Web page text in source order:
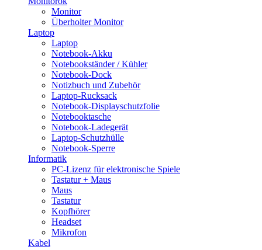
Monitor
Überholter Monitor
Laptop
Laptop
Notebook-Akku
Notebookständer / Kühler
Notebook-Dock
Notizbuch und Zubehör
Laptop-Rucksack
Notebook-Displayschutzfolie
Notebooktasche
Notebook-Ladegerät
Laptop-Schutzhülle
Notebook-Sperre
Informatik
PC-Lizenz für elektronische Spiele
Tastatur + Maus
Maus
Tastatur
Kopfhörer
Headset
Mikrofon
Kabel